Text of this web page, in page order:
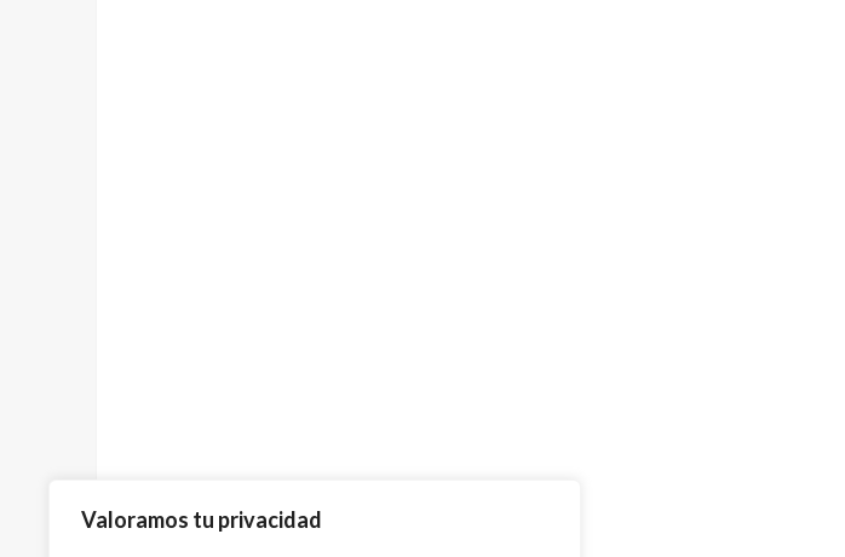
Valoramos tu privacidad